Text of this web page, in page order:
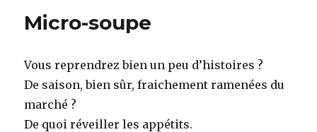
Micro-soupe
Vous reprendrez bien un peu d’histoires ?
De saison, bien sûr, fraichement ramenées du
marché ?
De quoi réveiller les appétits.